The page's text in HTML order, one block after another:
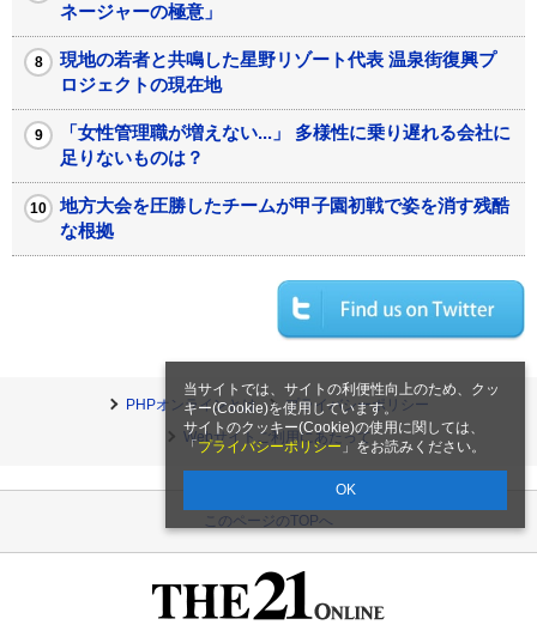
当サイトでは、サイトの利便性向上のため、クッ
キー(Cookie)を使用しています。
サイトのクッキー(Cookie)の使用に関しては、
「 プライバシーポリシー 」をお読みください。
OK
ネージャーの極意」
現地の若者と共鳴した星野リゾート代表 温泉街復興プ
ロジェクトの現在地
「女性管理職が増えない...」 多様性に乗り遅れる会社に
足りないものは？
地方大会を圧勝したチームが甲子園初戦で姿を消す残酷
な根拠
PHPオンラインとは
プライバシーポリシー
Webサイトご利用にあたって
このページのTOPへ